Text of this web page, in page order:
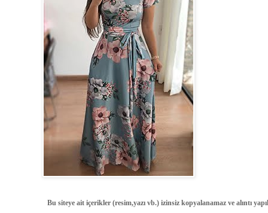
Bu siteye ait içerikler (resim,yazı vb.) izinsiz kopyalanamaz ve alıntı